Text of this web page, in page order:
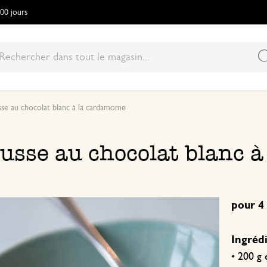
jours
au chocolat blanc à la cardamome
au chocolat blanc
pour 4
• 200 g